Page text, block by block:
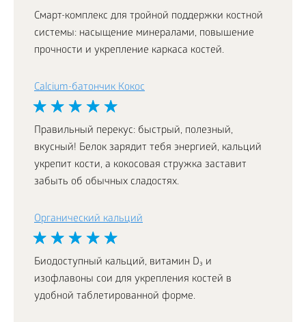
Смарт-комплекс для тройной поддержки костной
системы: насыщение минералами, повышение
прочности и укрепление каркаса костей.
Calcium-батончик Кокос
Правильный перекус: быстрый, полезный,
вкусный! Белок зарядит тебя энергией, кальций
укрепит кости, а кокосовая стружка заставит
забыть об обычных сладостях.
Органический кальций
Биодоступный кальций, витамин D₃ и
изофлавоны сои для укрепления костей в
удобной таблетированной форме.